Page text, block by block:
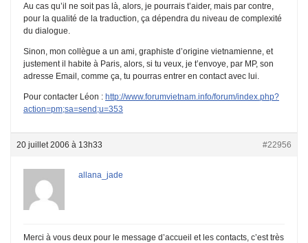
Au cas qu’il ne soit pas là, alors, je pourrais t’aider, mais par contre,
pour la qualité de la traduction, ça dépendra du niveau de complexité
du dialogue.
Sinon, mon collègue a un ami, graphiste d’origine vietnamienne, et
justement il habite à Paris, alors, si tu veux, je t’envoye, par MP, son
adresse Email, comme ça, tu pourras entrer en contact avec lui.
Pour contacter Léon : http://www.forumvietnam.info/forum/index.php?
action=pm;sa=send;u=353
20 juillet 2006 à 13h33 #22956
allana_jade
Merci à vous deux pour le message d’accueil et les contacts, c’est très